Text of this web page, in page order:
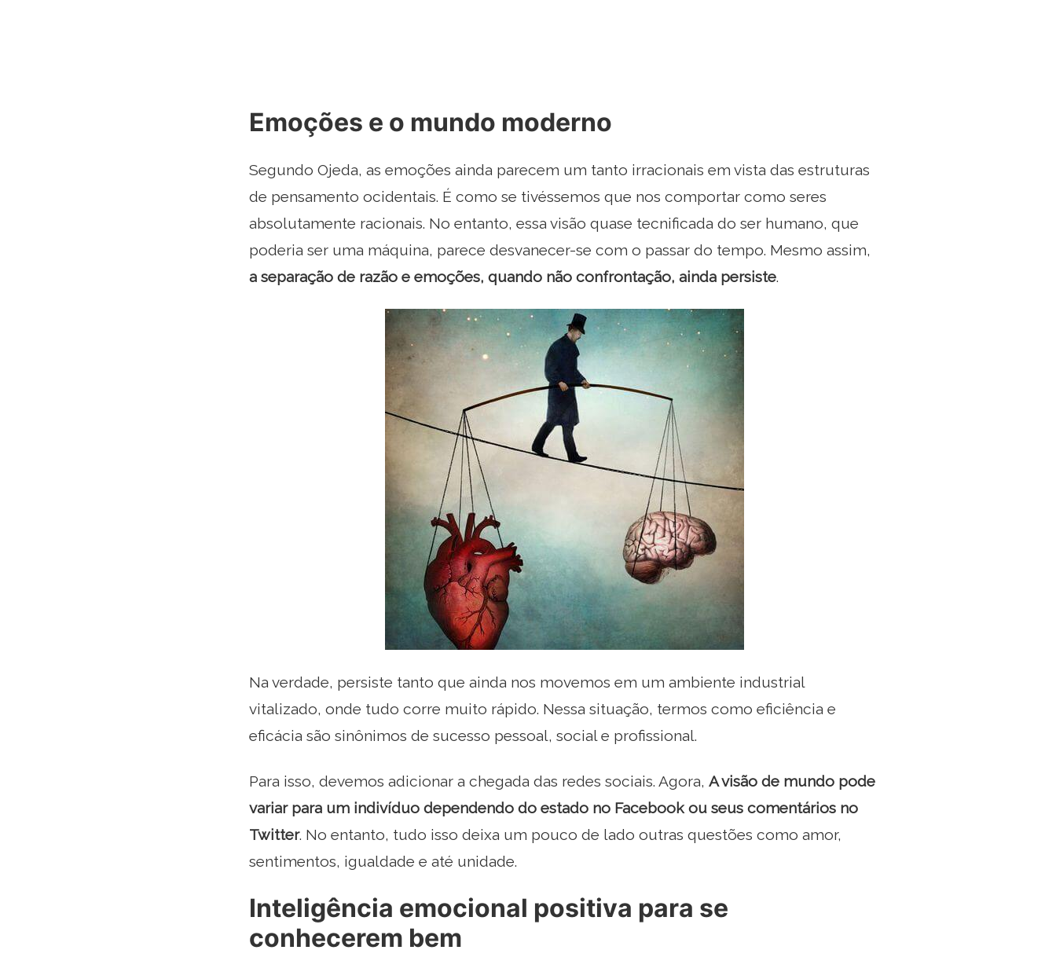
Emoções e o mundo moderno
Segundo Ojeda, as emoções ainda parecem um tanto irracionais em vista das estruturas
de pensamento ocidentais. É como se tivéssemos que nos comportar como seres
absolutamente racionais. No entanto, essa visão quase tecnificada do ser humano, que
poderia ser uma máquina, parece desvanecer-se com o passar do tempo. Mesmo assim,
a separação de razão e emoções, quando não confrontação, ainda persiste.
Na verdade, persiste tanto que ainda nos movemos em um ambiente industrial
vitalizado, onde tudo corre muito rápido. Nessa situação, termos como eficiência e
eficácia são sinônimos de sucesso pessoal, social e profissional.
Para isso, devemos adicionar a chegada das redes sociais. Agora, A visão de mundo pode
variar para um indivíduo dependendo do estado no Facebook ou seus comentários no
Twitter. No entanto, tudo isso deixa um pouco de lado outras questões como amor,
sentimentos, igualdade e até unidade.
Inteligência emocional positiva para se
conhecerem bem